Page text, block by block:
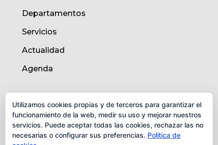
Departamentos
Servicios
Actualidad
Agenda
Aviso legal
Política de cookies
Utilizamos cookies propias y de terceros para garantizar el
funcionamiento de la web, medir su uso y mejorar nuestros
servicios. Puede aceptar todas las cookies, rechazar las no
necesarias o configurar sus preferencias. Política de